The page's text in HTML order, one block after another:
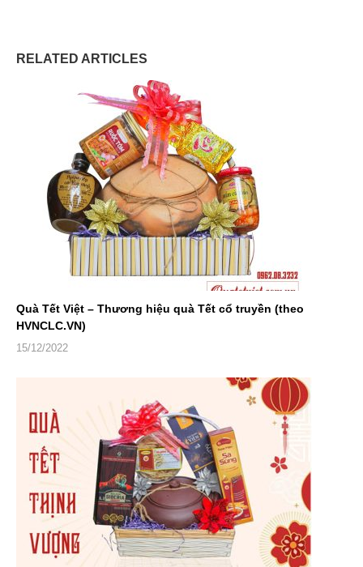
RELATED ARTICLES
Quà Tết Việt – Thương hiệu quà Tết cổ truyền (theo
HVNCLC.VN)
15/12/2022